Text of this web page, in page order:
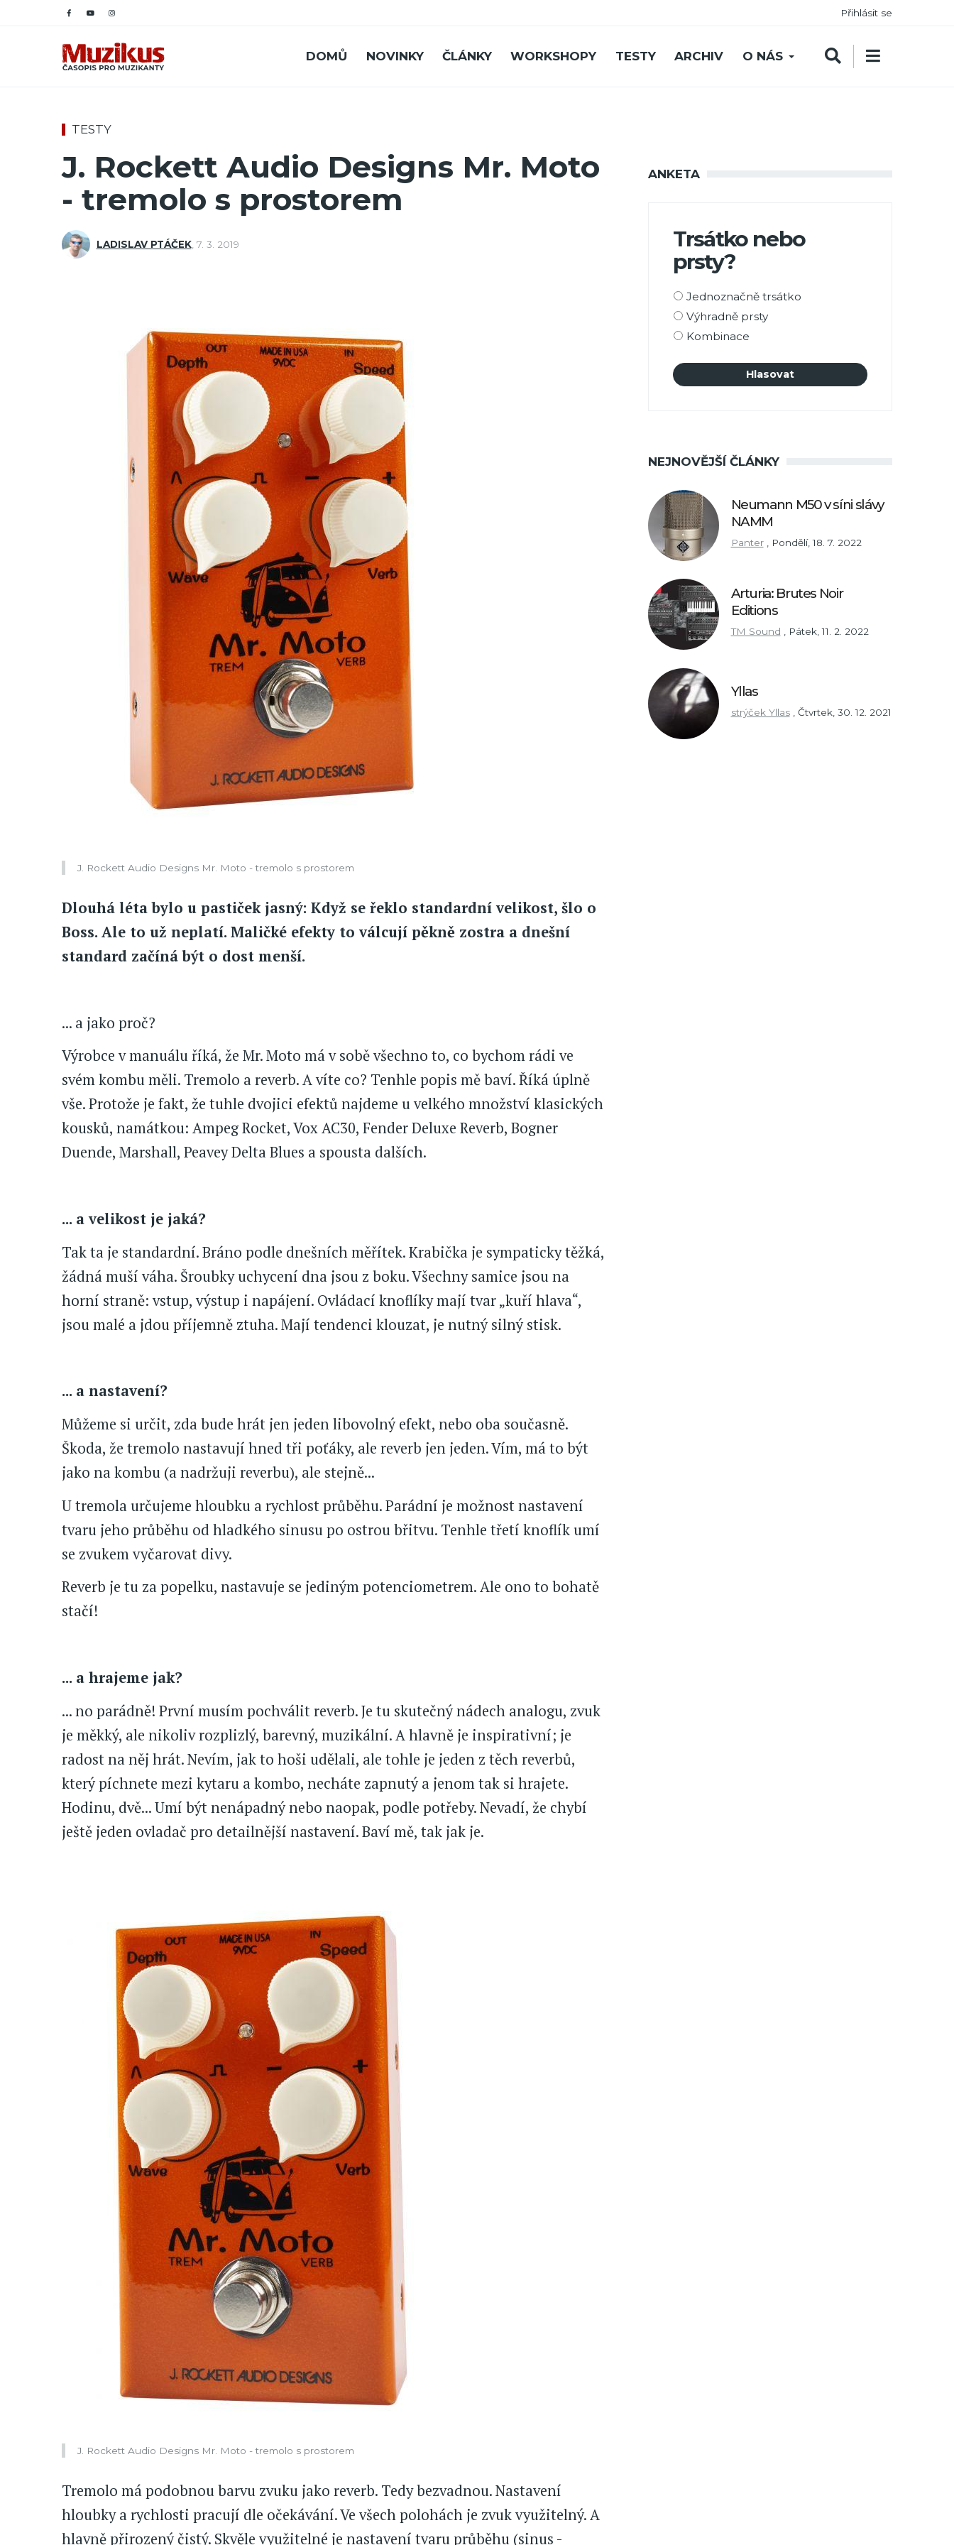
Přihlásit se
DOMŮ NOVINKY ČLÁNKY WORKSHOPY TESTY ARCHIV O NÁS
TESTY
J. Rockett Audio Designs Mr. Moto
- tremolo s prostorem
LADISLAV PTÁČEK, 7. 3. 2019
J. Rockett Audio Designs Mr. Moto - tremolo s prostorem
Dlouhá léta bylo u pastiček jasný: Když se řeklo standardní velikost, šlo o
Boss. Ale to už neplatí. Maličké efekty to válcují pěkně zostra a dnešní
standard začíná být o dost menší.
... a jako proč?
Výrobce v manuálu říká, že Mr. Moto má v sobě všechno to, co bychom rádi ve
svém kombu měli. Tremolo a reverb. A víte co? Tenhle popis mě baví. Říká úplně
vše. Protože je fakt, že tuhle dvojici efektů najdeme u velkého množství klasických
kousků, namátkou: Ampeg Rocket, Vox AC30, Fender Deluxe Reverb, Bogner
Duende, Marshall, Peavey Delta Blues a spousta dalších.
... a velikost je jaká?
Tak ta je standardní. Bráno podle dnešních měřítek. Krabička je sympaticky těžká,
žádná muší váha. Šroubky uchycení dna jsou z boku. Všechny samice jsou na
horní straně: vstup, výstup i napájení. Ovládací knoflíky mají tvar „kuří hlava“,
jsou malé a jdou příjemně ztuha. Mají tendenci klouzat, je nutný silný stisk.
... a nastavení?
Můžeme si určit, zda bude hrát jen jeden libovolný efekt, nebo oba současně.
Škoda, že tremolo nastavují hned tři poťáky, ale reverb jen jeden. Vím, má to být
jako na kombu (a nadržuji reverbu), ale stejně...
U tremola určujeme hloubku a rychlost průběhu. Parádní je možnost nastavení
tvaru jeho průběhu od hladkého sinusu po ostrou břitvu. Tenhle třetí knoflík umí
se zvukem vyčarovat divy.
Reverb je tu za popelku, nastavuje se jediným potenciometrem. Ale ono to bohatě
stačí!
... a hrajeme jak?
... no parádně! První musím pochválit reverb. Je tu skutečný nádech analogu, zvuk
je měkký, ale nikoliv rozplizlý, barevný, muzikální. A hlavně je inspirativní; je
radost na něj hrát. Nevím, jak to hoši udělali, ale tohle je jeden z těch reverbů,
který píchnete mezi kytaru a kombo, necháte zapnutý a jenom tak si hrajete.
Hodinu, dvě... Umí být nenápadný nebo naopak, podle potřeby. Nevadí, že chybí
ještě jeden ovladač pro detailnější nastavení. Baví mě, tak jak je.
J. Rockett Audio Designs Mr. Moto - tremolo s prostorem
Tremolo má podobnou barvu zvuku jako reverb. Tedy bezvadnou. Nastavení
hloubky a rychlosti pracují dle očekávání. Ve všech polohách je zvuk využitelný. A
hlavně přirozený čistý. Skvěle využitelné je nastavení tvaru průběhu (sinus -
ANKETA
Trsátko nebo
prsty?
Možnosti
výběru
Jednoznačně trsátko
Výhradně prsty
Kombinace
NEJNOVĚJŠÍ ČLÁNKY
Neumann M50 v síni slávy
NAMM
Panter Pondělí, 18. 7. 2022
Arturia: Brutes Noir
Editions
TM Sound , Pátek, 11. 2. 2022
Yllas
strýček Yllas Čtvrtek, 30. 12. 2021